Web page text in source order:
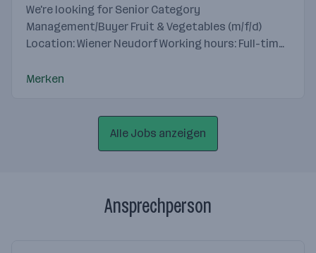
We're looking for Senior Category
Management/Buyer Fruit & Vegetables (m/f/d)
Location: Wiener Neudorf Working hours: Full-time
REWE...
Merken
Alle Jobs anzeigen
Ansprechperson